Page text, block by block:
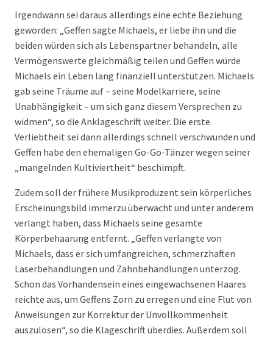
Irgendwann sei daraus allerdings eine echte Beziehung
geworden: „Geffen sagte Michaels, er liebe ihn und die
beiden würden sich als Lebenspartner behandeln, alle
Vermögenswerte gleichmäßig teilen und Geffen würde
Michaels ein Leben lang finanziell unterstützen. Michaels
gab seine Träume auf – seine Modelkarriere, seine
Unabhängigkeit – um sich ganz diesem Versprechen zu
widmen“, so die Anklageschrift weiter. Die erste
Verliebtheit sei dann allerdings schnell verschwunden und
Geffen habe den ehemaligen Go-Go-Tänzer wegen seiner
„mangelnden Kultiviertheit“ beschimpft.
Zudem soll der frühere Musikproduzent sein körperliches
Erscheinungsbild immerzu überwacht und unter anderem
verlangt haben, dass Michaels seine gesamte
Körperbehaarung entfernt. „Geffen verlangte von
Michaels, dass er sich umfangreichen, schmerzhaften
Laserbehandlungen und Zahnbehandlungen unterzog.
Schon das Vorhandensein eines eingewachsenen Haares
reichte aus, um Geffens Zorn zu erregen und eine Flut von
Anweisungen zur Korrektur der Unvollkommenheit
auszulösen“, so die Klageschrift überdies. Außerdem soll